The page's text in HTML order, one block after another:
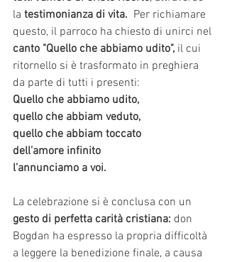
la testimonianza di vita.
  Per richiamare
questo, il parroco ha chiesto di unirci nel
canto "Quello che abbiamo udito", il cui
ritornello si è trasformato in preghiera
da parte di tutti i presenti:
Quello che abbiamo udito,
quello che abbiam veduto,
quello che abbiam toccato
dell’amore infinito
l’annunciamo a voi.
La celebrazione si è conclusa con un
gesto di perfetta carità cristiana: don
Bogdan ha espresso la propria difficoltà
a leggere la benedizione finale, a causa